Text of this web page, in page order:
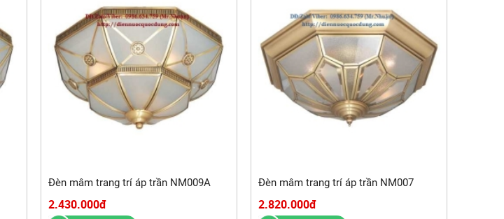
Đèn mâm trang trí áp trần NM009A
2.430.000đ
Đèn mâm trang trí áp trần NM007
2.820.000đ